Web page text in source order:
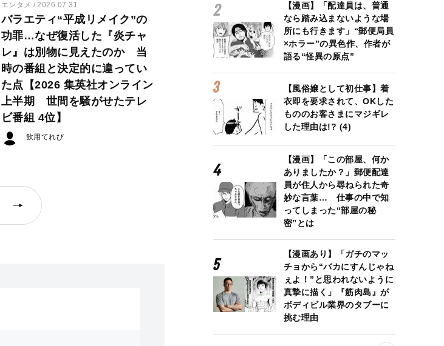
エンタメ 2026.07.31
バラエティ“平成リメイク”の
功罪…なぜ復活した『炎チャ
レ』は別物に見えたのか 当
時の番組と決定的に違ってい
た点【2026 集英社オンライン
上半期 世間を騒がせたテレ
ビ番組 4位】
飲用てれび
【漫画】「配達員は、普通
なら踏み込まないような場
所にも行きます」“郵便局員
×ホラー”の異色作、作者が
語る“怪異の原点”
【風俗嬢として初仕事】着
衣即を要求されて、OKした
もののお客さまにマジギレ
した理由は!? (4)
【漫画】「この部屋、何か
ありましたか？」郵便配達
員が住人から尋ねられた奇
妙な言葉… 仕事の中で知
ってしまった“部屋の秘
密”とは
【漫画あり】「ガチのマッ
チョから“バカにすんじゃね
ぇよ！”と思われないように
真摯に描く」『筋肉島』が
ボディビル業界のタブーに
挑む理由